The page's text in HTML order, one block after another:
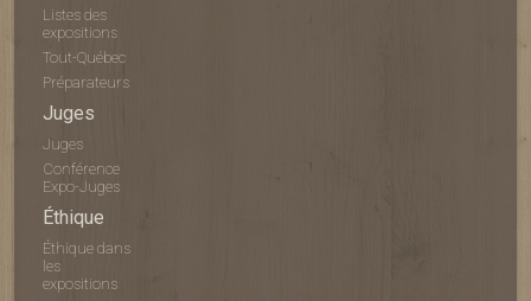
Listes des
expositions
Tout-Québec
Préparateurs
Juges
Juges
Conférence
Expo-Juges
Éthique
Éthique dans
les
expositions